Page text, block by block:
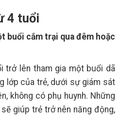
4 tuổi
buổi cắm trại qua đêm hoặc
trở lên tham gia một buổi dã
lớp của trẻ, dưới sự giám sát
không có phụ huynh. Những
giúp trẻ trở nên năng động,